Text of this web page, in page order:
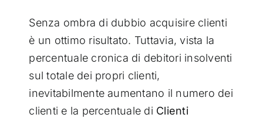
Senza ombra di dubbio acquisire clienti
è un ottimo risultato. Tuttavia, vista la
percentuale cronica di debitori insolventi
sul totale dei propri clienti,
inevitabilmente aumentano il numero dei
clienti e la percentuale di Clienti